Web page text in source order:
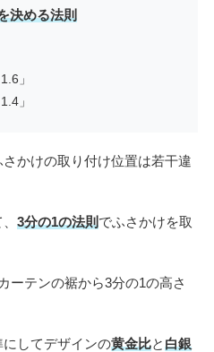
決める法則
」
」
かけの取り付け位置は若干違
3分の1の法則でふさかけを取
ーテンの裾から3分の1の高さ
してデザインの黄金比と白銀